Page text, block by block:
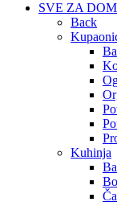
SVE ZA DOM
Back
Kuhinja